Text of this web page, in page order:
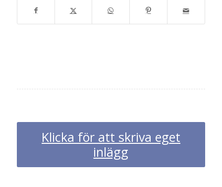
Klicka för att skriva eget
inlägg